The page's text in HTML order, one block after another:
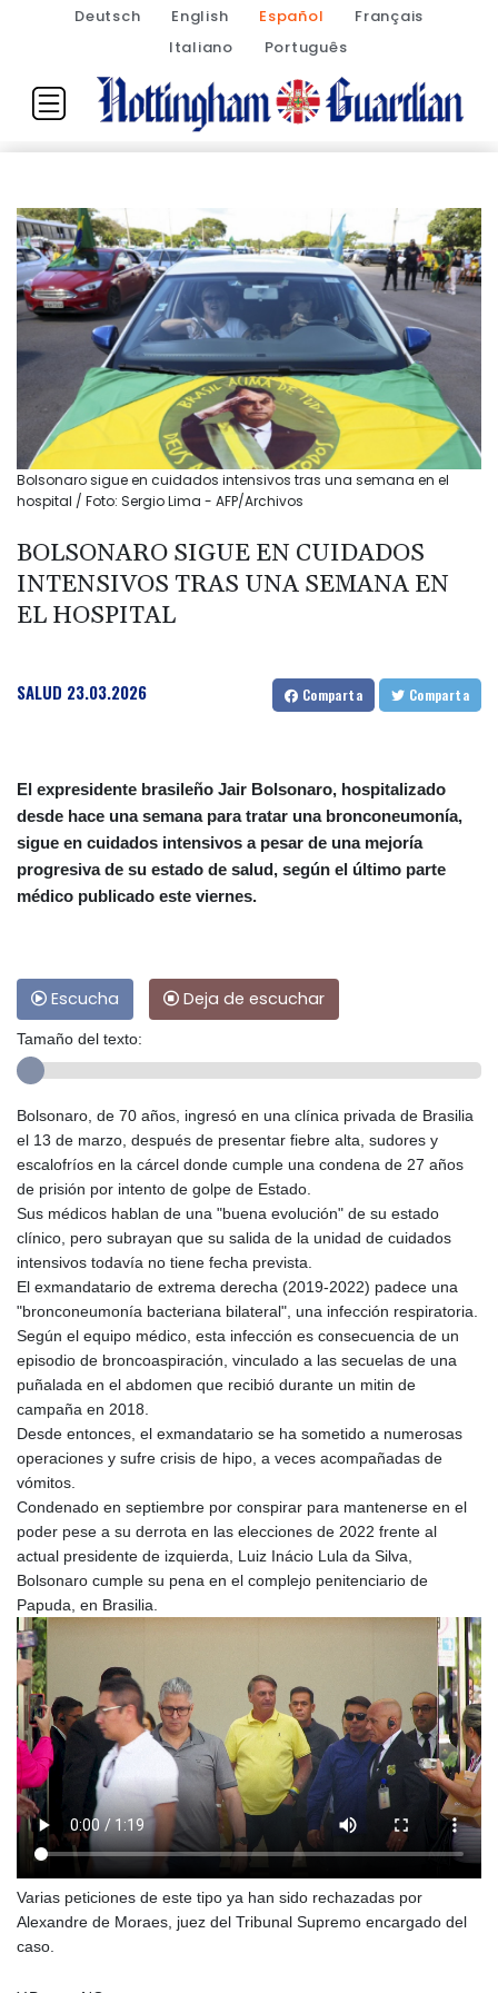
Deutsch English Español
Français
Italiano
Português
Bolsonaro sigue en cuidados intensivos tras una semana en el
hospital / Foto: Sergio Lima - AFP/Archivos
BOLSONARO SIGUE EN CUIDADOS
INTENSIVOS TRAS UNA SEMANA EN
EL HOSPITAL
SALUD 23.03.2026 Comparta Comparta
El expresidente brasileño Jair Bolsonaro, hospitalizado
desde hace una semana para tratar una bronconeumonía,
sigue en cuidados intensivos a pesar de una mejoría
progresiva de su estado de salud, según el último parte
médico publicado este viernes.
Escucha Deja de escuchar
Tamaño del texto:
Bolsonaro, de 70 años, ingresó en una clínica privada de Brasilia
el 13 de marzo, después de presentar fiebre alta, sudores y
escalofríos en la cárcel donde cumple una condena de 27 años
de prisión por intento de golpe de Estado.
Sus médicos hablan de una "buena evolución" de su estado
clínico, pero subrayan que su salida de la unidad de cuidados
intensivos todavía no tiene fecha prevista.
El exmandatario de extrema derecha (2019-2022) padece una
"bronconeumonía bacteriana bilateral", una infección respiratoria.
Según el equipo médico, esta infección es consecuencia de un
episodio de broncoaspiración, vinculado a las secuelas de una
puñalada en el abdomen que recibió durante un mitin de
campaña en 2018.
Desde entonces, el exmandatario se ha sometido a numerosas
operaciones y sufre crisis de hipo, a veces acompañadas de
vómitos.
Condenado en septiembre por conspirar para mantenerse en el
poder pese a su derrota en las elecciones de 2022 frente al
actual presidente de izquierda, Luiz Inácio Lula da Silva,
Bolsonaro cumple su pena en el complejo penitenciario de
Papuda, en Brasilia.
Varias peticiones de este tipo ya han sido rechazadas por
Alexandre de Moraes, juez del Tribunal Supremo encargado del
caso.